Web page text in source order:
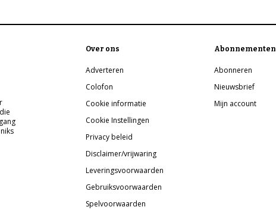
Over ons
Adverteren
Colofon
Cookie informatie
Cookie Instellingen
Privacy beleid
Disclaimer/vrijwaring
Leveringsvoorwaarden
Gebruiksvoorwaarden
Spelvoorwaarden
Abonnementen
Abonneren
Nieuwsbrief
Mijn account